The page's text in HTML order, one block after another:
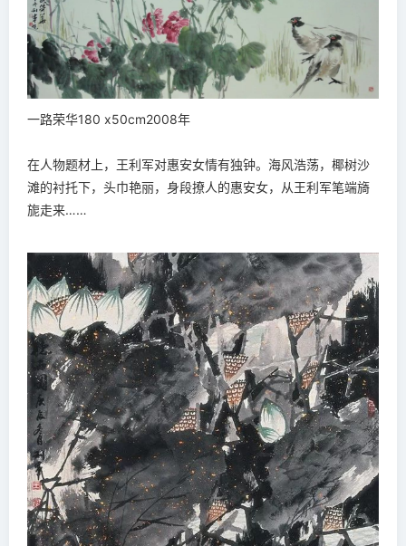
一路荣华180 x50cm2008年
在人物题材上，王利军对惠安女情有独钟。海风浩荡，椰树沙
滩的衬托下，头巾艳丽，身段撩人的惠安女，从王利军笔端旖
旎走来……